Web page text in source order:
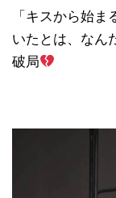
「キスから始
いたとは、なん
破局